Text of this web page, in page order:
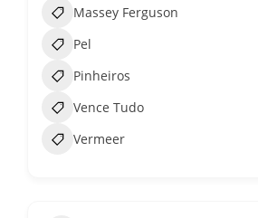
Massey Ferguson
Pel
Pinheiros
Vence Tudo
Vermeer